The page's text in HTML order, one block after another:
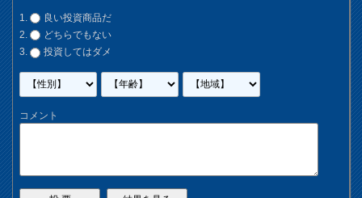
良い投資商品だ
どちらでもない
投資してはダメ
コメント